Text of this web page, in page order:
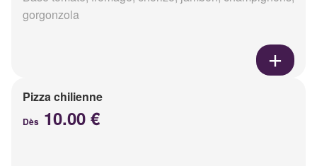
gorgonzola
Pizza chilienne
Dès 10.00 €